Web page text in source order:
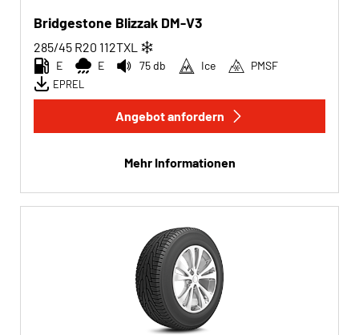
Bridgestone Blizzak DM-V3
285/45 R20 112TXL
E E 75 db Ice PMSF
EPREL
Angebot anfordern
Mehr Informationen